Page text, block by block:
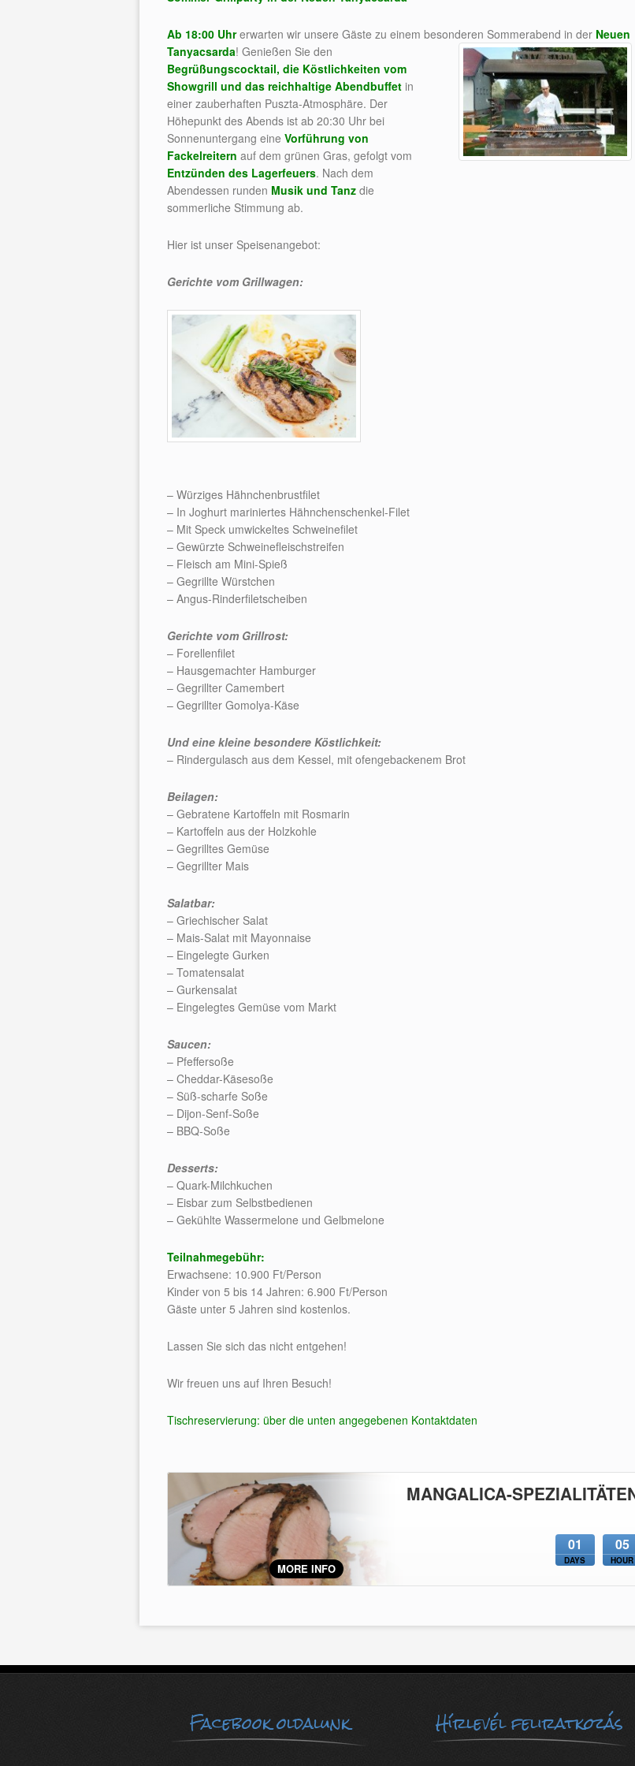
Ab 18:00 Uhr erwarten wir unsere Gäste zu einem besonderen Sommerabend in der Neuen
Tanyacsarda! Genießen Sie den
Begrüßungscocktail, die Köstlichkeiten vom
Showgrill und das reichhaltige Abendbuffet in
einer zauberhaften Puszta-Atmosphäre. Der
Höhepunkt des Abends ist ab 20:30 Uhr bei
Sonnenuntergang eine Vorführung von
Fackelreitern auf dem grünen Gras, gefolgt vom
Entzünden des Lagerfeuers. Nach dem
Abendessen runden Musik und Tanz die
sommerliche Stimmung ab.
Hier ist unser Speisenangebot:
Gerichte vom Grillwagen:
– Würziges Hähnchenbrustfilet
– In Joghurt mariniertes Hähnchenschenkel-Filet
– Mit Speck umwickeltes Schweinefilet
– Gewürzte Schweinefleischstreifen
– Fleisch am Mini-Spieß
– Gegrillte Würstchen
– Angus-Rinderfiletscheiben
Gerichte vom Grillrost:
– Forellenfilet
– Hausgemachter Hamburger
– Gegrillter Camembert
– Gegrillter Gomolya-Käse
Und eine kleine besondere Köstlichkeit:
– Rindergulasch aus dem Kessel, mit ofengebackenem Brot
Beilagen:
– Gebratene Kartoffeln mit Rosmarin
– Kartoffeln aus der Holzkohle
– Gegrilltes Gemüse
– Gegrillter Mais
Salatbar:
– Griechischer Salat
– Mais-Salat mit Mayonnaise
– Eingelegte Gurken
– Tomatensalat
– Gurkensalat
– Eingelegtes Gemüse vom Markt
Saucen:
– Pfeffersoße
– Cheddar-Käsesoße
– Süß-scharfe Soße
– Dijon-Senf-Soße
– BBQ-Soße
Desserts:
– Quark-Milchkuchen
– Eisbar zum Selbstbedienen
– Gekühlte Wassermelone und Gelbmelone
Teilnahmegebühr:
Erwachsene: 10.900 Ft/Person
Kinder von 5 bis 14 Jahren: 6.900 Ft/Person
Gäste unter 5 Jahren sind kostenlos.
Lassen Sie sich das nicht entgehen!
Wir freuen uns auf Ihren Besuch!
Tischreservierung: über die unten angegebenen Kontaktdaten
MORE INFO
MANGALICA-
01
DAYS
05
HOUR
Facebook oldalunk Hírlevél feliratkozás